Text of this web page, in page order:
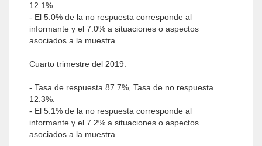
12.1%.
- El 5.0% de la no respuesta corresponde al
informante y el 7.0% a situaciones o aspectos
asociados a la muestra.
Cuarto trimestre del 2019:
- Tasa de respuesta 87.7%, Tasa de no respuesta
12.3%.
- El 5.1% de la no respuesta corresponde al
informante y el 7.2% a situaciones o aspectos
asociados a la muestra.